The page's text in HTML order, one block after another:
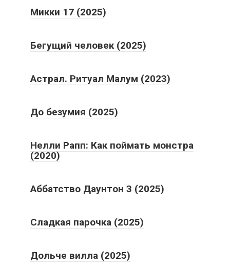
Микки 17 (2025)
Бегущий человек (2025)
Астрал. Ритуал Малум (2023)
До безумия (2025)
Нелли Рапп: Как поймать монстра
(2020)
Аббатство Даунтон 3 (2025)
Сладкая парочка (2025)
Дольче вилла (2025)